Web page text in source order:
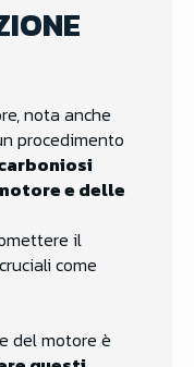
nota anche
procedimento
e delle
il
come
del motore è